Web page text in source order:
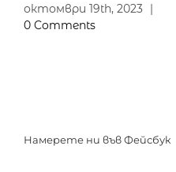
октомври 19th, 2023
|
0 Comments
Намерете ни във Фейсбук